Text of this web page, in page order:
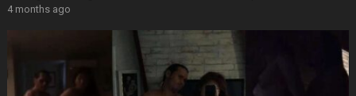
4 months ago